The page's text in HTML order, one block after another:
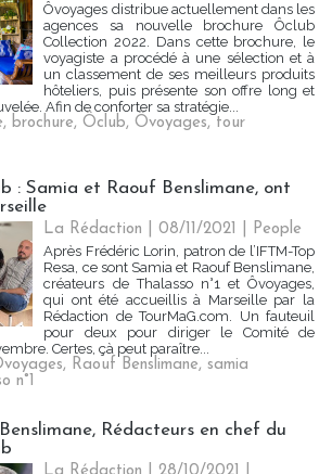
Ôvoyages distribue actuellement dans les
agences sa nouvelle brochure Ôclub
Collection 2022. Dans cette brochure, le
voyagiste a procédé à une sélection et à
un classement de ses meilleurs produits
hôteliers, puis présente son offre long et
Afin de conforter sa stratégie...
, brochure, Ôclub, Ôvoyages, tour
: Samia et Raouf Benslimane, ont
La Rédaction | 08/11/2021
People
Après Frédéric Lorin, patron de l’IFTM-Top
Resa, ce sont Samia et Raouf Benslimane,
créateurs de Thalasso n°1 et Ôvoyages,
qui ont été accueillis à Marseille par la
Rédaction de TourMaG.com. Un fauteuil
pour deux pour diriger le Comité de
Certes, çà peut paraître...
, Raouf Benslimane, samia
n°1
Rédacteurs en chef du